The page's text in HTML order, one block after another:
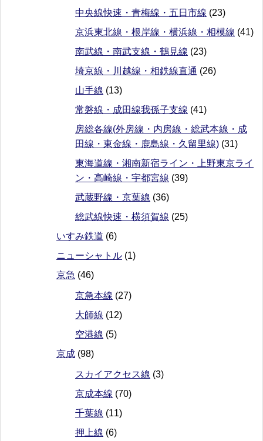
中央線快速・青梅線・五日市線 (23)
京浜東北線・根岸線・横浜線・相模線 (41)
南武線・南武支線・鶴見線 (23)
埼京線・川越線・相鉄線直通 (26)
山手線 (13)
常磐線・成田線我孫子支線 (41)
房総各線(外房線・内房線・総武本線・成
田線・東金線・鹿島線・久留里線) (31)
東海道線・湘南新宿ライン・上野東京ライ
ン・高崎線・宇都宮線 (39)
武蔵野線・京葉線 (36)
総武線快速・横須賀線 (25)
いすみ鉄道 (6)
ニューシャトル (1)
京急 (46)
京急本線 (27)
大師線 (12)
空港線 (5)
京成 (98)
スカイアクセス線 (3)
京成本線 (70)
千葉線 (11)
押上線 (6)